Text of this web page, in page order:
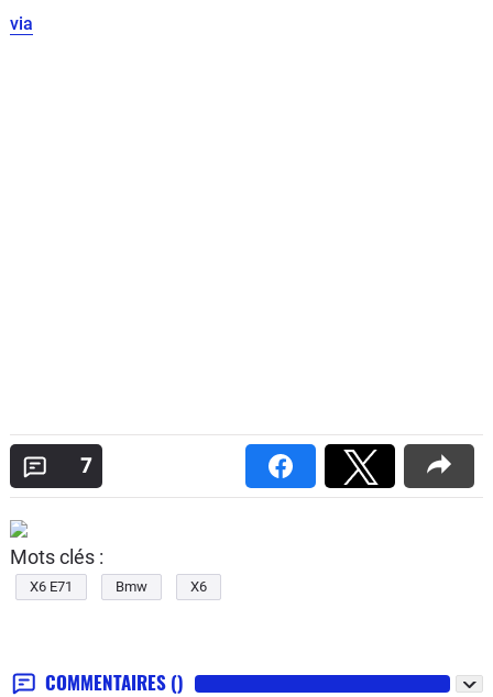
via
7
Mots clés :
X6 E71 Bmw X6
COMMENTAIRES ()